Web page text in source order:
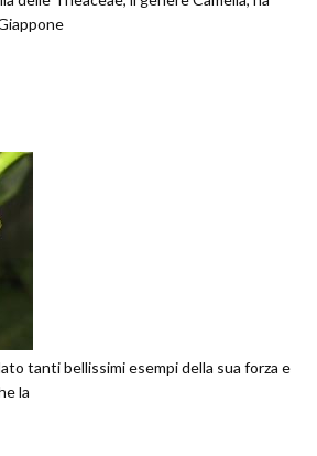
tanti bellissimi esempi della sua forza e
la